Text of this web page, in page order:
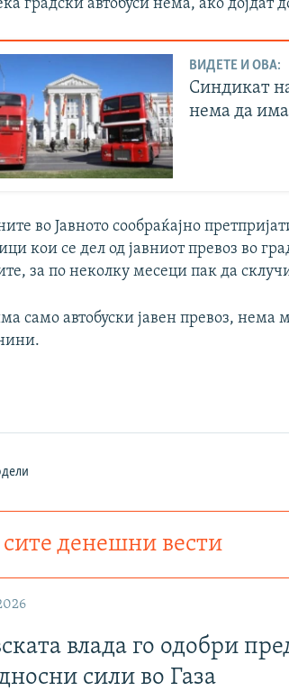
градски автобуси нема, ако дојдат
ВИДЕТЕ И ОВА:
Синдикат
нема да има
во Јавното сообраќајно
кои се дел од јавниот превоз во
за по неколку месеци пак да
само автобуски јавен превоз,
денешни вести
влада го одобри
сили во Газа